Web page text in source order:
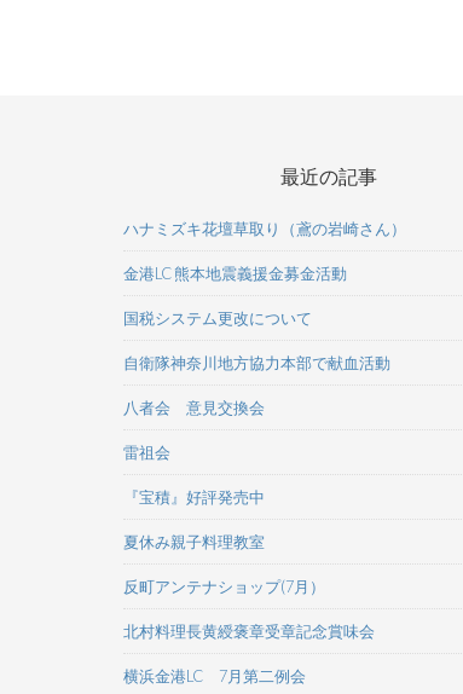
最近の記事
ハナミズキ花壇草取り（鳶の岩崎さん）
金港LC 熊本地震義援金募金活動
国税システム更改について
自衛隊神奈川地方協力本部で献血活動
八者会 意見交換会
雷祖会
『宝積』好評発売中
夏休み親子料理教室
反町アンテナショップ(7月）
北村料理長黄綬褒章受章記念賞味会
横浜金港LC 7月第二例会